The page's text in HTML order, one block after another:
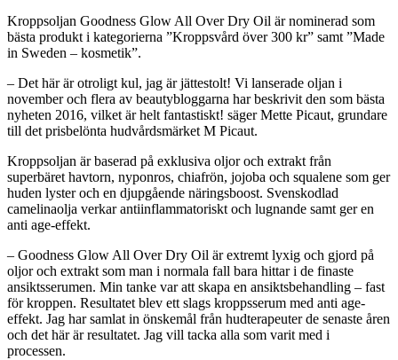
Kroppsoljan Goodness Glow All Over Dry Oil är nominerad som
bästa produkt i kategorierna ”Kroppsvård över 300 kr” samt ”Made
in Sweden – kosmetik”.
– Det här är otroligt kul, jag är jättestolt! Vi lanserade oljan i
november och flera av beautybloggarna har beskrivit den som bästa
nyheten 2016, vilket är helt fantastiskt! säger Mette Picaut, grundare
till det prisbelönta hudvårdsmärket M Picaut.
Kroppsoljan är baserad på exklusiva oljor och extrakt från
superbäret havtorn, nyponros, chiafrön, jojoba och squalene som ger
huden lyster och en djupgående näringsboost. Svenskodlad
camelinaolja verkar antiinflammatoriskt och lugnande samt ger en
anti age-effekt.
– Goodness Glow All Over Dry Oil är extremt lyxig och gjord på
oljor och extrakt som man i normala fall bara hittar i de finaste
ansiktsserumen. Min tanke var att skapa en ansiktsbehandling – fast
för kroppen. Resultatet blev ett slags kroppsserum med anti age-
effekt. Jag har samlat in önskemål från hudterapeuter de senaste åren
och det här är resultatet. Jag vill tacka alla som varit med i
processen.